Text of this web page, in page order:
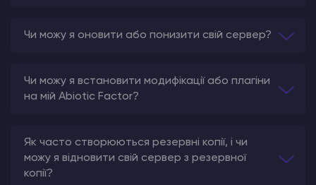
Чи можу я оновити або понизити свій сервер?
Чи можу я встановити модифікації або плагіни
на мій Abiotic Factor?
Як часто створюються резервні копії, і чи
можу я відновити свій сервер з резервної
копії?